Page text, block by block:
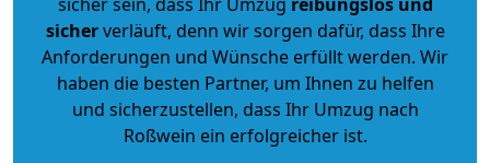
sicherverläuft, denn wir sorgen dafür, dass Ihre
Anforderungen und Wünsche erfüllt werden. Wir
haben die besten Partner, um Ihnen zu helfen
und sicherzustellen, dass Ihr Umzug nach
Roßwein ein erfolgreicher ist.